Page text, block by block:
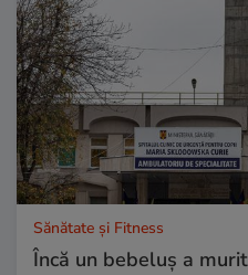
Sănătate și Fitness
Încă un bebeluș a murit